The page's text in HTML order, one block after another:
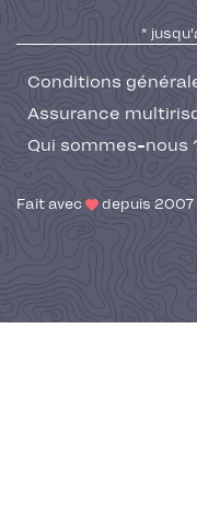
*
Conditions
Assurance
Qui sommes-nous
Fait avec depuis 2007